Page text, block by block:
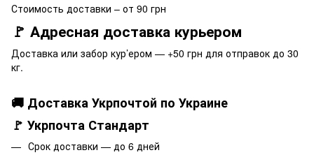
Стоимость доставки – от 90 грн
🚩 Адресная доставка курьером
Доставка или забор кур’ером — +50 грн для отправок до 30
кг.
🚚 Доставка Укрпочтой по Украине
🚩 Укрпочта Стандарт
Срок доставки — до 6 дней